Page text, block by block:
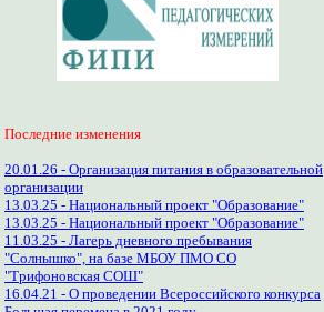
Последние изменения
20.01.26 - Организация питания в образовательной
организации
13.03.25 - Национальный проект "Образование"
13.03.25 - Национальный проект "Образование"
11.03.25 - Лагерь дневного пребывания
"Солнышко", на базе МБОУ ПМО СО
"Трифоновская СОШ"
16.04.21 - О проведении Всероссийского конкурса